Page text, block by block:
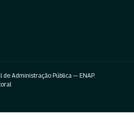
Administração Pública — ENAP.